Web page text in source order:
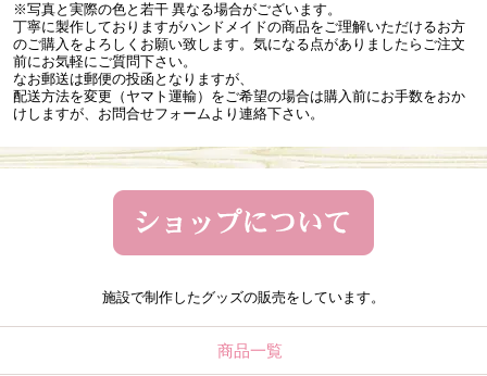
※写真と実際の色と若干 異なる場合がございます。
丁寧に製作しておりますがハンドメイドの商品をご理解いただけるお方
のご購入をよろしくお願い致します。気になる点がありましたらご注文
前にお気軽にご質問下さい。
なお郵送は郵便の投函となりますが、
配送方法を変更（ヤマト運輸）をご希望の場合は購入前にお手数をおか
けしますが、お問合せフォームより連絡下さい。
施設で制作したグッズの販売をしています。
商品一覧